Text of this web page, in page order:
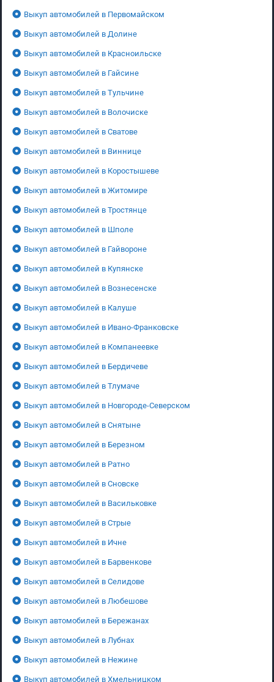
Выкуп автомобилей в Первомайском
Выкуп автомобилей в Долине
Выкуп автомобилей в Красноильске
Выкуп автомобилей в Гайсине
Выкуп автомобилей в Тульчине
Выкуп автомобилей в Волочиске
Выкуп автомобилей в Сватове
Выкуп автомобилей в Виннице
Выкуп автомобилей в Коростышеве
Выкуп автомобилей в Житомире
Выкуп автомобилей в Тростянце
Выкуп автомобилей в Шполе
Выкуп автомобилей в Гайвороне
Выкуп автомобилей в Купянске
Выкуп автомобилей в Вознесенске
Выкуп автомобилей в Калуше
Выкуп автомобилей в Ивано-Франковске
Выкуп автомобилей в Компанеевке
Выкуп автомобилей в Бердичеве
Выкуп автомобилей в Тлумаче
Выкуп автомобилей в Новгороде-Северском
Выкуп автомобилей в Снятыне
Выкуп автомобилей в Березном
Выкуп автомобилей в Ратно
Выкуп автомобилей в Сновске
Выкуп автомобилей в Васильковке
Выкуп автомобилей в Стрые
Выкуп автомобилей в Ичне
Выкуп автомобилей в Барвенкове
Выкуп автомобилей в Селидове
Выкуп автомобилей в Любешове
Выкуп автомобилей в Бережанах
Выкуп автомобилей в Лубнах
Выкуп автомобилей в Нежине
Выкуп автомобилей в Хмельницком